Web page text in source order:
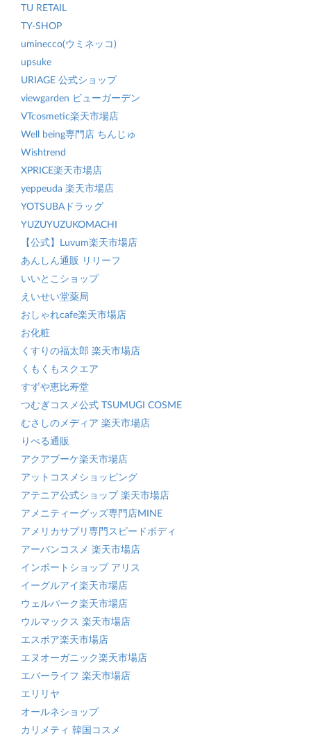
TU RETAIL
TY-SHOP
uminecco(ウミネッコ)
upsuke
URIAGE 公式ショップ
viewgarden ビューガーデン
VTcosmetic楽天市場店
Well being専門店 ちんじゅ
Wishtrend
XPRICE楽天市場店
yeppeuda 楽天市場店
YOTSUBAドラッグ
YUZUYUZUKOMACHI
【公式】Luvum楽天市場店
あんしん通販 リリーフ
いいとこショップ
えいせい堂薬局
おしゃれcafe楽天市場店
お化粧
くすりの福太郎 楽天市場店
くもくもスクエア
すずや恵比寿堂
つむぎコスメ公式 TSUMUGI COSME
むさしのメディア 楽天市場店
りべる通販
アクアブーケ楽天市場店
アットコスメショッピング
アテニア公式ショップ 楽天市場店
アメニティーグッズ専門店MINE
アメリカサプリ専門スピードボディ
アーバンコスメ 楽天市場店
インポートショップ アリス
イーグルアイ楽天市場店
ウェルパーク楽天市場店
ウルマックス 楽天市場店
エスポア楽天市場店
エヌオーガニック楽天市場店
エバーライフ 楽天市場店
エリリヤ
オールネショップ
カリメティ 韓国コスメ